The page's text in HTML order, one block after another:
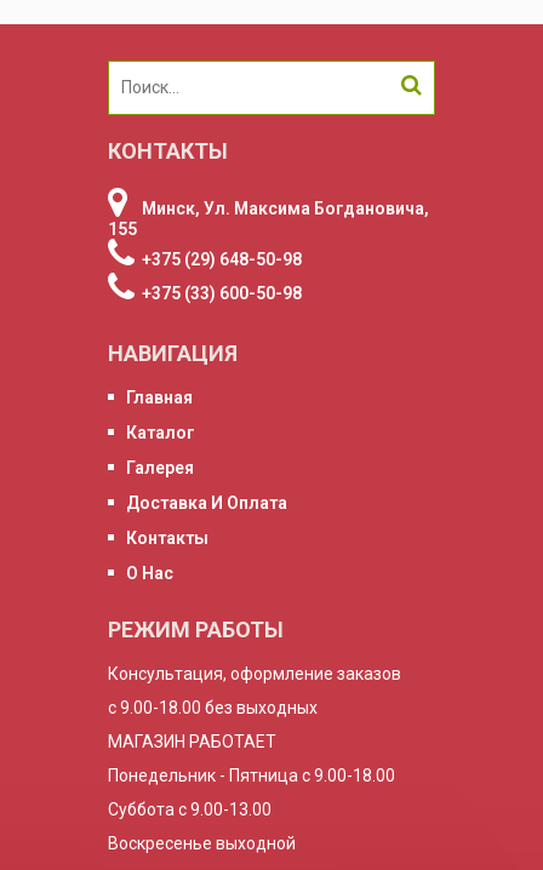
КОНТАКТЫ
Минск, Ул. Максима Богдановича,
155
+375 (29) 648-50-98
+375 (33) 600-50-98
НАВИГАЦИЯ
Главная
Каталог
Галерея
Доставка И Оплата
Контакты
О Нас
РЕЖИМ РАБОТЫ
Консультация, оформление заказов
с 9.00-18.00 без выходных
МАГАЗИН РАБОТАЕТ
Понедельник - Пятница с 9.00-18.00
Суббота с 9.00-13.00
Воскресенье выходной